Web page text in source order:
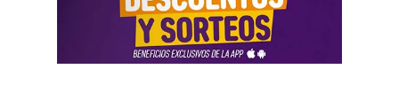
con propuestas interactivas
En esta nueva edición, se desarrollarán actividades